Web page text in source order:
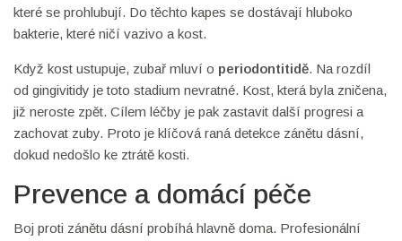
které se prohlubují. Do těchto kapes se dostávají hluboko
bakterie, které ničí vazivo a kost.
Když kost ustupuje, zubař mluví o periodontitidě. Na rozdíl
od gingivitidy je toto stadium nevratné. Kost, která byla zničena,
již neroste zpět. Cílem léčby je pak zastavit další progresi a
zachovat zuby. Proto je klíčová raná detekce zánětu dásní,
dokud nedošlo ke ztrátě kosti.
Prevence a domácí péče
Boj proti zánětu dásní probíhá hlavně doma. Profesionální